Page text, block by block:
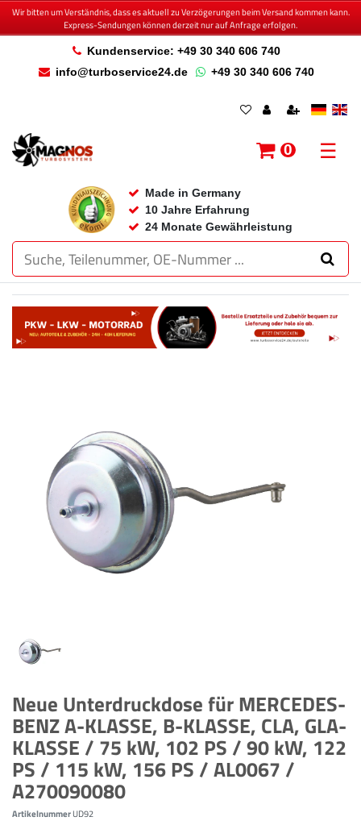
Wir bitten um Verständnis, dass es aktuell zu Verzögerungen beim Versand kommen kann.
Express-Sendungen können derzeit nur auf Anfrage erfolgen.
Kundenservice: +49 30 340 606 740
info@turboservice24.de
+49 30 340 606 740
Made in Germany
10 Jahre Erfahrung
24 Monate Gewährleistung
0 ☰
Neue Unterdruckdose für MERCEDES-
BENZ A-KLASSE, B-KLASSE, CLA, GLA-
KLASSE / 75 kW, 102 PS / 90 kW, 122
PS / 115 kW, 156 PS / AL0067 /
A270090080
ArtikelnummerUD92